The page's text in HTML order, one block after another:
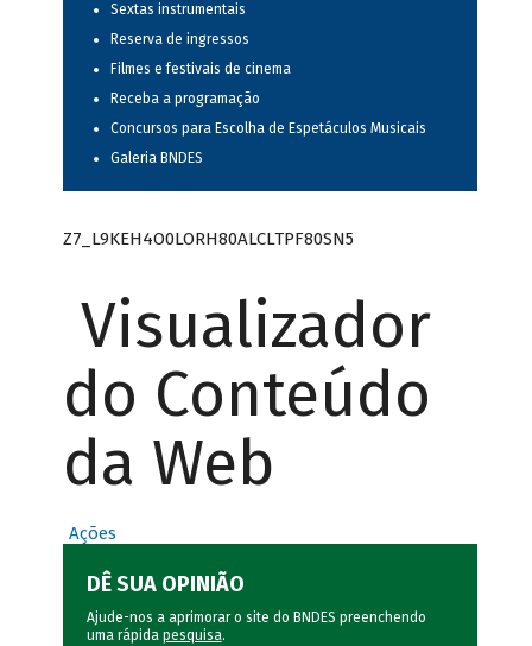
Sextas instrumentais
Reserva de ingressos
Filmes e festivais de cinema
Receba a programação
Concursos para Escolha de Espetáculos Musicais
Galeria BNDES
Z7_L9KEH4O0LORH80ALCLTPF80SN5
Visualizador
do Conteúdo
da Web
Ações
DÊ SUA OPINIÃO
Ajude-nos a aprimorar o site do BNDES preenchendo
uma rápida pesquisa.